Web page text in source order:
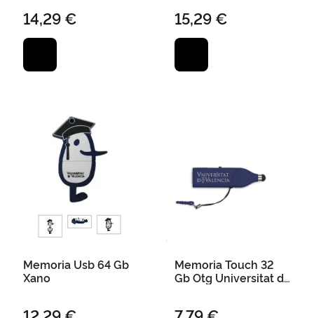
14,29 € 15,29 €
Memoria Usb 64 Gb
Xano
Memoria Touch 32
Gb Otg Universitat de